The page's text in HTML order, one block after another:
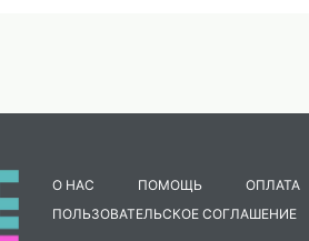
О НАС ПОМОЩЬ ОПЛАТА
ПОЛЬЗОВАТЕЛЬСКОЕ СОГЛАШЕНИЕ